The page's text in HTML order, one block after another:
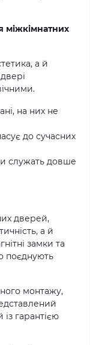
міжкімнатних
а й
на них не
до сучасних
служать довше
дверей,
а й
замки та
поєднують
монтажу,
гарантією